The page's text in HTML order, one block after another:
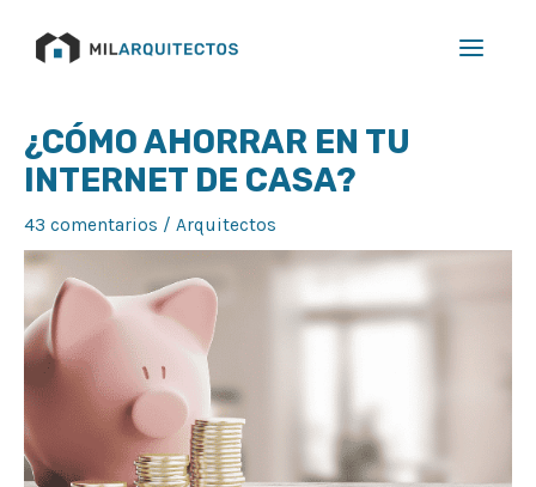
¿CÓMO AHORRAR EN TU
INTERNET DE CASA?
43 comentarios / Arquitectos
de
entradas